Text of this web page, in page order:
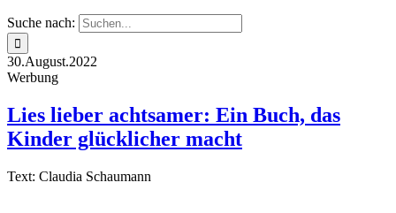
Suche nach:
30.August.2022
Werbung
Lies lieber achtsamer: Ein Buch, das
Kinder glücklicher macht
Text: Claudia Schaumann